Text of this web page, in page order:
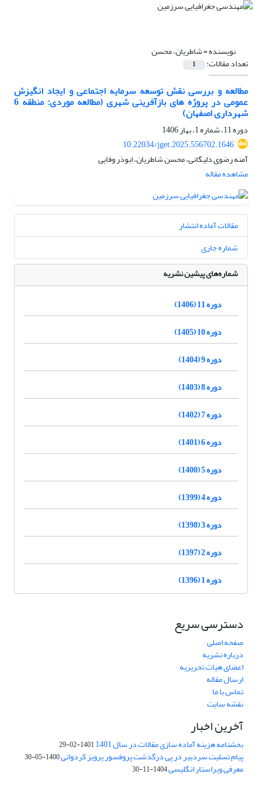
نویسنده =شاطریان، محسن
تعداد مقالات: 1
مطالعه و بررسی نقش توسعه سرمایه اجتماعی و ایجاد انگیزش
عمومی در پروژه های بازآفرینی شهری (مطالعه موردی: منطقه 6
شهرداری اصفهان)
دوره 11، شماره 1، بهار 1406
10.22034/jget.2025.556702.1646
آمنه رضوی دلیگانی، محسن شاطریان، ابوذر وفایی
مشاهده مقاله
مقالات آماده انتشار
شماره جاری
شماره‌های پیشین نشریه
دوره 11 (1406)
دوره 10 (1405)
دوره 9 (1404)
دوره 8 (1403)
دوره 7 (1402)
دوره 6 (1401)
دوره 5 (1400)
دوره 4 (1399)
دوره 3 (1398)
دوره 2 (1397)
دوره 1 (1396)
دسترسی سریع
صفحه اصلی
درباره نشریه
اعضای هیات تحریریه
ارسال مقاله
تماس با ما
نقشه سایت
آخرین اخبار
بخشنامه هزینه آماده سازی مقالات در سال 1401 1401-02-29
پیام تسلیت سردبیر در پی درگذشت پروفسور پرویز کردوانی1400-05-30
معرفی ویراستار انگلیسی1404-11-30